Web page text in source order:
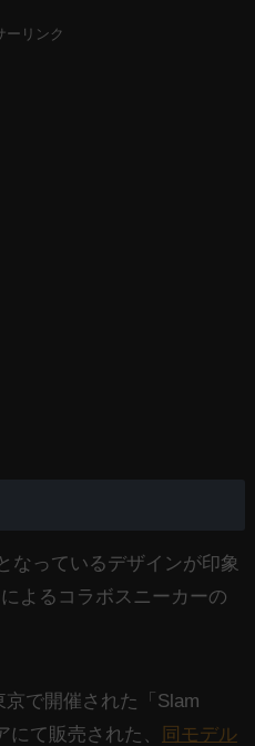
ーリンク
なっているデザインが印象
よるコラボスニーカーの
で開催された「Slam
て販売された、
同モデル